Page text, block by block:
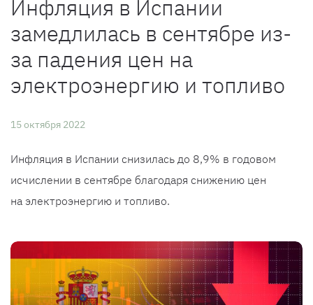
Инфляция в Испании
замедлилась в сентябре из-
за падения цен на
электроэнергию и топливо
15 октября 2022
Инфляция в Испании снизилась до 8,9% в годовом
исчислении в сентябре благодаря снижению цен
на электроэнергию и топливо.